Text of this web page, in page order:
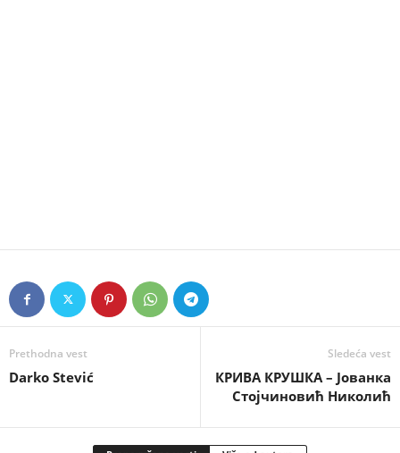
Prethodna vest
Darko Stević
Sledeća vest
КРИВА КРУШКА – Јованка
Стојчиновић Николић